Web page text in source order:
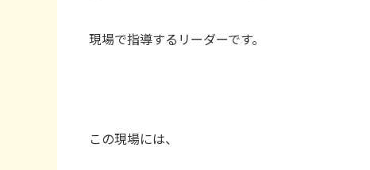
現場で指導するリーダーです。
この現場には、